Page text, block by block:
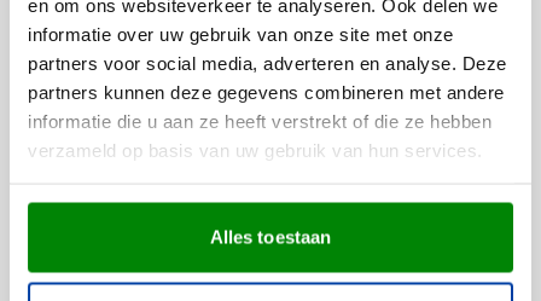
en om ons websiteverkeer te analyseren. Ook delen we
informatie over uw gebruik van onze site met onze
partners voor social media, adverteren en analyse. Deze
partners kunnen deze gegevens combineren met andere
informatie die u aan ze heeft verstrekt of die ze hebben
verzameld op basis van uw gebruik van hun services.
Alles toestaan
Of je nu enkele mokken of een grote oplage nodig
hebt, wij zorgen voor een professionele bedrukking die
je merk perfect weergeeft.
Gratis digitaal voorbeeld van je
bedrukte mok
Benieuwd hoe jouw logo eruit ziet op deze vintage
mok? Vraag een gratis digitaal voorbeeld aan en weet
je mee over de beste manier om jouw merk te laten